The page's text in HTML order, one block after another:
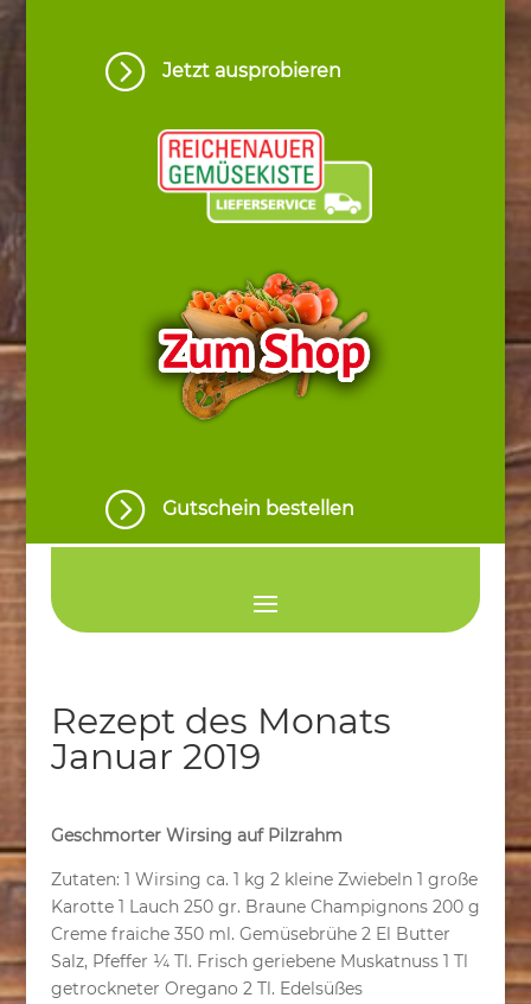
= Jetzt ausprobieren
= Gutschein bestellen
Rezept des Monats
Januar 2019
Geschmorter Wirsing auf Pilzrahm
Zutaten: 1 Wirsing ca. 1 kg 2 kleine Zwiebeln 1 große
Karotte 1 Lauch 250 gr. Braune Champignons 200 g
Creme fraiche 350 ml. Gemüsebrühe 2 El Butter
Salz, Pfeffer ¼ Tl. Frisch geriebene Muskatnuss 1 Tl
getrockneter Oregano 2 Tl. Edelsüßes